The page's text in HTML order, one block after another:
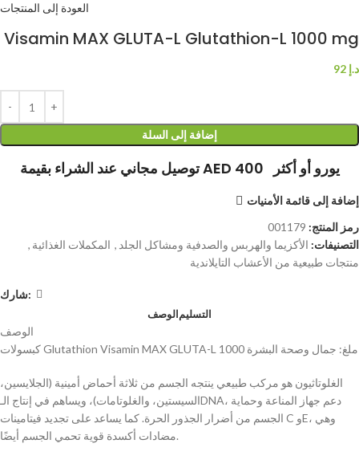
العودة إلى المنتجات
Visamin MAX GLUTA-L Glutathion-L 1000 mg
د.إ
إضافة إلى السلة
توصيل مجاني عند الشراء بقيمة AED 400 يورو أو أكثر
إضافة إلى قائمة الأمنيات
رمز المنتج: 001179
التصنيفات: الأكزيما والهربس والصدفية ومشاكل الجلد , المكملات الغذائية ,
منتجات طبيعية من الأعشاب التايلاندية
شارك:
الوصفالتسليم
الوصف
كبسولات Glutathion Visamin MAX GLUTA-L 1000 ملغ: جمال وصحة البشرة
الغلوتاثيون هو مركب طبيعي ينتجه الجسم من ثلاثة أحماض أمينية (الجلايسين،
السيستين، والغلوتامات)، ويساهم في إنتاج الـDNA، دعم جهاز المناعة وحماية
الجسم من أضرار الجذور الحرة. كما يساعد على تجديد فيتامينات C وE، وهي
مضادات أكسدة قوية تحمي الجسم أيضًا.